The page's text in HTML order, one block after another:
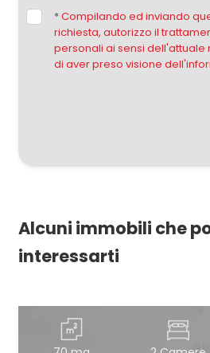
*Compilando ed inviando
richiesta, autorizzo il
personali ai sensi
di aver preso visione
Alcuni immobili che
interessarti
Nuova costruzione